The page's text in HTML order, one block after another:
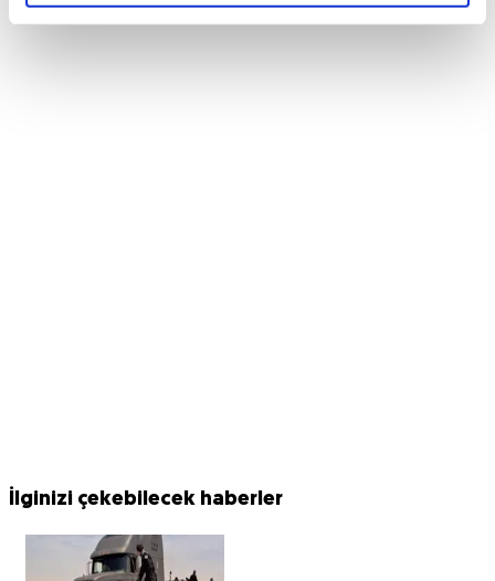
İlginizi çekebilecek haberler